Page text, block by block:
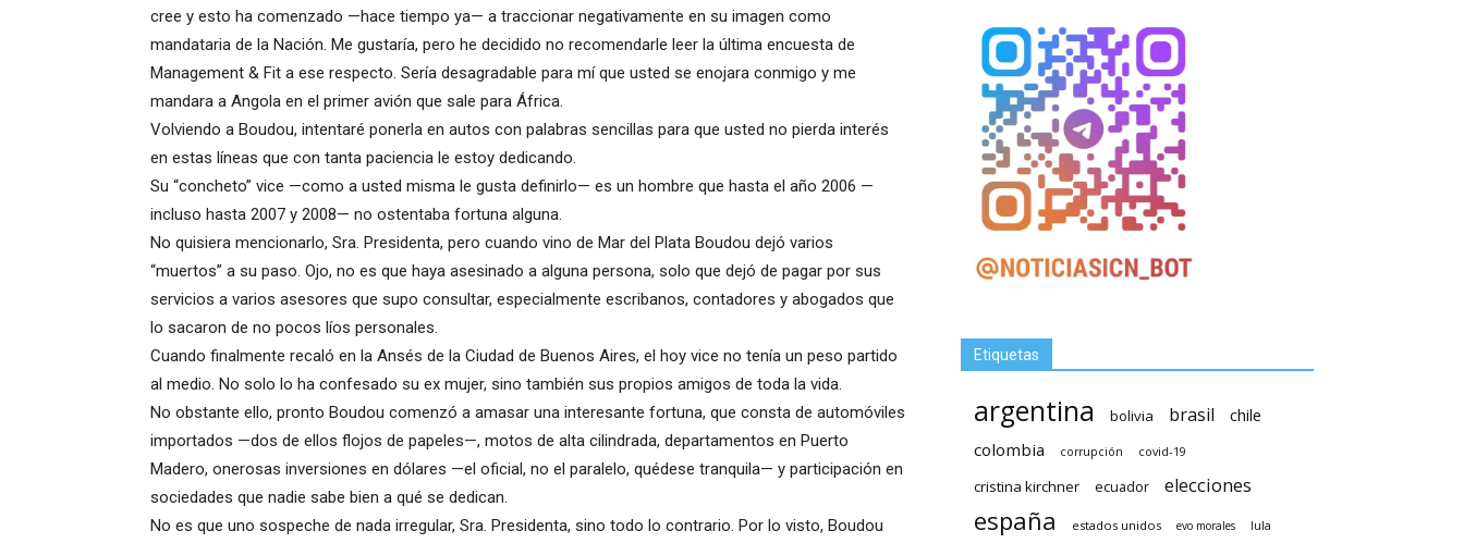
cree y esto ha comenzado —hace tiempo ya— a traccionar negativamente en su imagen como
mandataria de la Nación. Me gustaría, pero he decidido no recomendarle leer la última encuesta de
Management & Fit a ese respecto. Sería desagradable para mí que usted se enojara conmigo y me
mandara a Angola en el primer avión que sale para África.
Volviendo a Boudou, intentaré ponerla en autos con palabras sencillas para que usted no pierda interés
en estas líneas que con tanta paciencia le estoy dedicando.
Su “concheto” vice —como a usted misma le gusta definirlo— es un hombre que hasta el año 2006 —
incluso hasta 2007 y 2008— no ostentaba fortuna alguna.
No quisiera mencionarlo, Sra. Presidenta, pero cuando vino de Mar del Plata Boudou dejó varios
“muertos” a su paso. Ojo, no es que haya asesinado a alguna persona, solo que dejó de pagar por sus
servicios a varios asesores que supo consultar, especialmente escribanos, contadores y abogados que
lo sacaron de no pocos líos personales.
Cuando finalmente recaló en la Ansés de la Ciudad de Buenos Aires, el hoy vice no tenía un peso partido
al medio. No solo lo ha confesado su ex mujer, sino también sus propios amigos de toda la vida.
No obstante ello, pronto Boudou comenzó a amasar una interesante fortuna, que consta de automóviles
importados —dos de ellos flojos de papeles—, motos de alta cilindrada, departamentos en Puerto
Madero, onerosas inversiones en dólares —el oficial, no el paralelo, quédese tranquila— y participación en
sociedades que nadie sabe bien a qué se dedican.
No es que uno sospeche de nada irregular, Sra. Presidenta, sino todo lo contrario. Por lo visto, Boudou
Etiquetas
argentina bolivia brasil
chile
colombia
corrupción covid-19
cristina kirchner ecuador elecciones
españa estados unidos evo morales lula